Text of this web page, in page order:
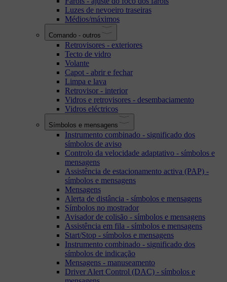
Luzes de nevoeiro traseiras
Médios/máximos
Comando - outros
Retrovisores - exteriores
Tecto de vidro
Volante
Capot - abrir e fechar
Limpa e lava
Retrovisor - interior
Vidros e retrovisores - desembaciamento
Vidros eléctricos
Símbolos e mensagens
Instrumento combinado - significado dos
símbolos de aviso
Controlo da velocidade adaptativo - símbolos e
mensagens
Assistência de estacionamento activa (PAP) -
símbolos e mensagens
Mensagens
Alerta de distância - símbolos e mensagens
Símbolos no mostrador
Avisador de colisão - símbolos e mensagens
Assistência em fila - símbolos e mensagens
Start/Stop - símbolos e mensagens
Instrumento combinado - significado dos
símbolos de indicação
Mensagens - manuseamento
Driver Alert Control (DAC) - símbolos e